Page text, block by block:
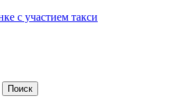
с участием такси